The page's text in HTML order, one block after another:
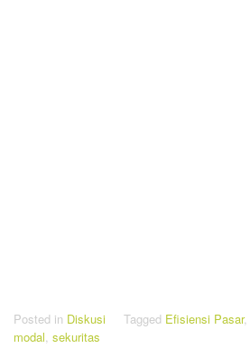
Posted in Diskusi Tagged Efisiensi Pasar,
modal sekuritas